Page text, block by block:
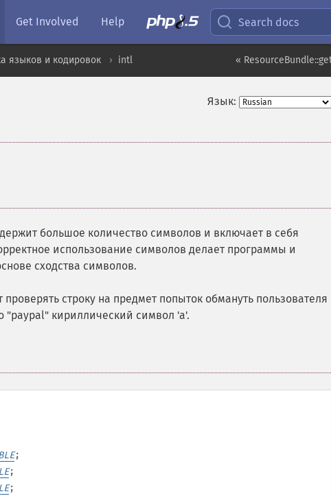
Get Involved Help Search docs
«
языков и кодировок intl
Язык:
большое количество символов и включает в себя
использование символов делает программы и
сходства символов.
строку на предмет попыток обмануть пользователя
"pаypаl" кириллический символ 'а'.
;
;
;